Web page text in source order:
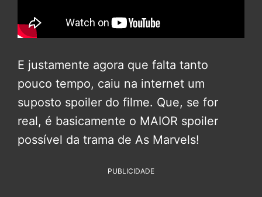
E justamente agora que falta tanto
pouco tempo, caiu na internet um
suposto spoiler do filme. Que, se for
real, é basicamente o MAIOR spoiler
possível da trama de As Marvels!
PUBLICIDADE